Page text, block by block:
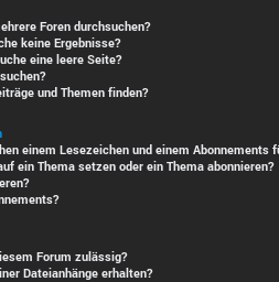
Foren durchsuchen?
keine Ergebnisse?
eine leere Seite?
und Themen finden?
einem Lesezeichen und einem Abonnements
ein Thema setzen oder ein Thema abonnieren?
Forum zulässig?
Dateianhänge erhalten?